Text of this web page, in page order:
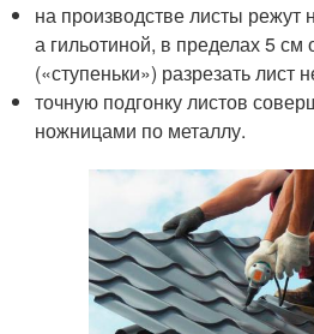
на производстве листы режут
а гильотиной, в пределах 5 см
(«ступеньки») разрезать лист
точную подгонку листов
ножницами по металлу.